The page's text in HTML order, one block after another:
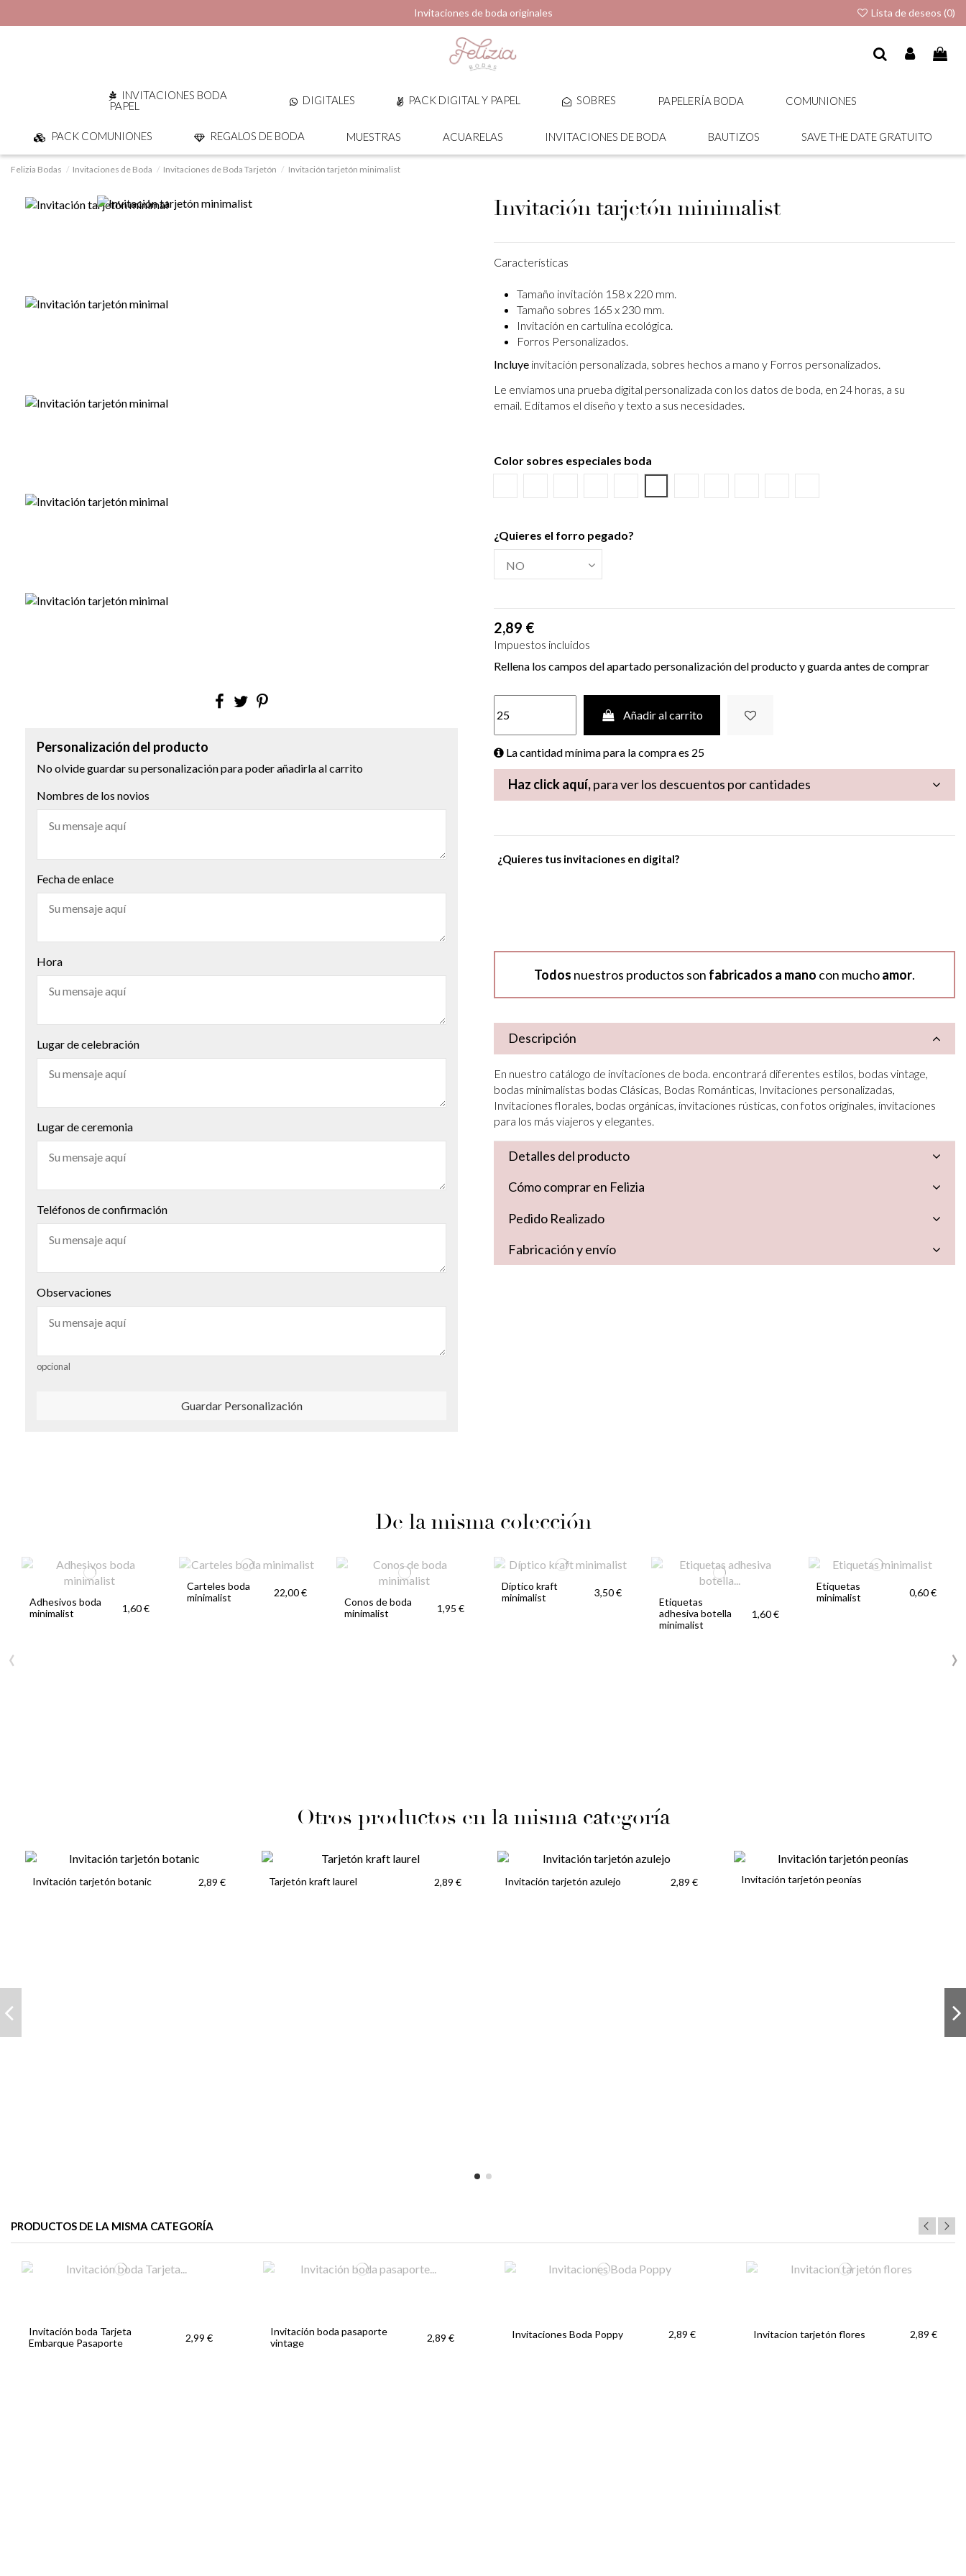
Invitaciones de boda originales Lista de deseos (0)
INVITACIONES BODA
PAPEL
DIGITALES PACK DIGITAL Y PAPEL SOBRES PAPELERÍA BODA COMUNIONES
PACK COMUNIONES REGALOS DE BODA MUESTRAS ACUARELAS INVITACIONES DE BODA BAUTIZOS SAVE THE DATE GRATUITO
Felizia Bodas Invitaciones de Boda Invitaciones de Boda Tarjetón Invitación tarjetón minimalist
Personalización del producto
No olvide guardar su personalización para poder añadirla al carrito
Nombres de los novios
Fecha de enlace
Hora
Lugar de celebración
Lugar de ceremonia
Teléfonos de confirmación
Observaciones
opcional
Guardar Personalización
Invitación tarjetón minimalist
Características
Tamaño invitación 158 x 220 mm.
Tamaño sobres 165 x 230 mm.
Invitación en cartulina ecológica.
Forros Personalizados.
Incluye invitación personalizada, sobres hechos a mano y Forros personalizados.
Le enviamos una prueba digital personalizada con los datos de boda, en 24 horas, a su
email. Editamos el diseño y texto a sus necesidades.
Color sobres especiales boda
¿Quieres el forro pegado?
2,89 €
Impuestos incluidos
Rellena los campos del apartado personalización del producto y guarda antes de comprar
Añadir al carrito
La cantidad mínima para la compra es 25
Haz click aquí,para ver los descuentos por cantidades
¿Quieres tus invitaciones en digital?
Todos nuestros productos son fabricados a mano con muchoamor.
Descripción
En nuestro catálogo de invitaciones de boda. encontrará diferentes estilos, bodas vintage,
bodas minimalistas bodas Clásicas, Bodas Románticas, Invitaciones personalizadas,
Invitaciones florales, bodas orgánicas, invitaciones rústicas, con fotos originales, invitaciones
para los más viajeros y elegantes.
Detalles del producto
Cómo comprar en Felizia
Pedido Realizado
Fabricación y envío
De la misma colección
Adhesivos boda
minimalist
1,60 €
Carteles boda
minimalist
22,00 €
Conos de boda
minimalist
1,95 €
Díptico kraft
minimalist
3,50 €
Etiquetas
adhesiva botella
minimalist
1,60 €
Etiquetas
minimalist
0,60 €
‹ ›
Otros productos en la misma categoría
Invitación tarjetón botanic 2,89 € Tarjetón kraft laurel 2,89 € Invitación tarjetón azulejo 2,89 € Invitación tarjetón peonías
PRODUCTOS DE LA MISMA CATEGORÍA
Invitación boda Tarjeta
Embarque Pasaporte
2,99 €
Invitación boda pasaporte
vintage
2,89 € Invitaciones Boda Poppy 2,89 € Invitacion tarjetón flores 2,89 €